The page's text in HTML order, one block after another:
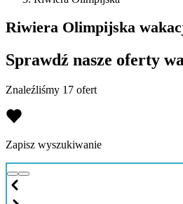
Riwiera Olimpijska
Sprawdź nasze oferty
Znaleźliśmy 17 ofert
Zapisz wyszukiwanie